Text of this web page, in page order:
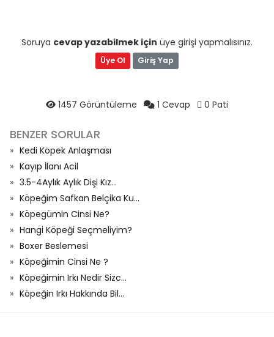
Soruya cevap yazabilmek için üye girişi yapmalısınız.
Üye Ol Giriş Yap
1457 Görüntüleme 1 Cevap 0 Pati
BENZER SORULAR
Kedi Köpek Anlaşması
Kayıp İlanı Acil
3.5-4Aylık Aylık Dişi Kız...
Köpeğim Safkan Belçika Ku...
Köpegümin Cinsi Ne?
Hangi Köpeği Seçmeliyim?
Boxer Beslemesi
Köpeğimin Cinsi Ne ?
Köpeğimin Irkı Nedir Sizc...
Köpeğin Irkı Hakkında Bil...